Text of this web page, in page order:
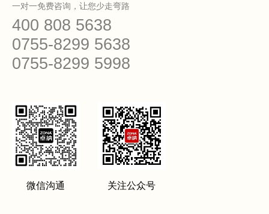
一对一免费咨询，让您少走弯路
400 808 5638
0755-8299 5638
0755-8299 5998
微信沟通 关注公众号